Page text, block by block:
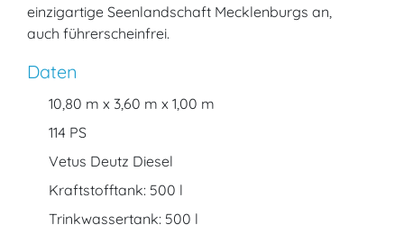
einzigartige Seenlandschaft Mecklenburgs an,
auch führerscheinfrei.
Daten
10,80 m x 3,60 m x 1,00 m
114 PS
Vetus Deutz Diesel
Kraftstofftank: 500 l
Trinkwassertank: 500 l